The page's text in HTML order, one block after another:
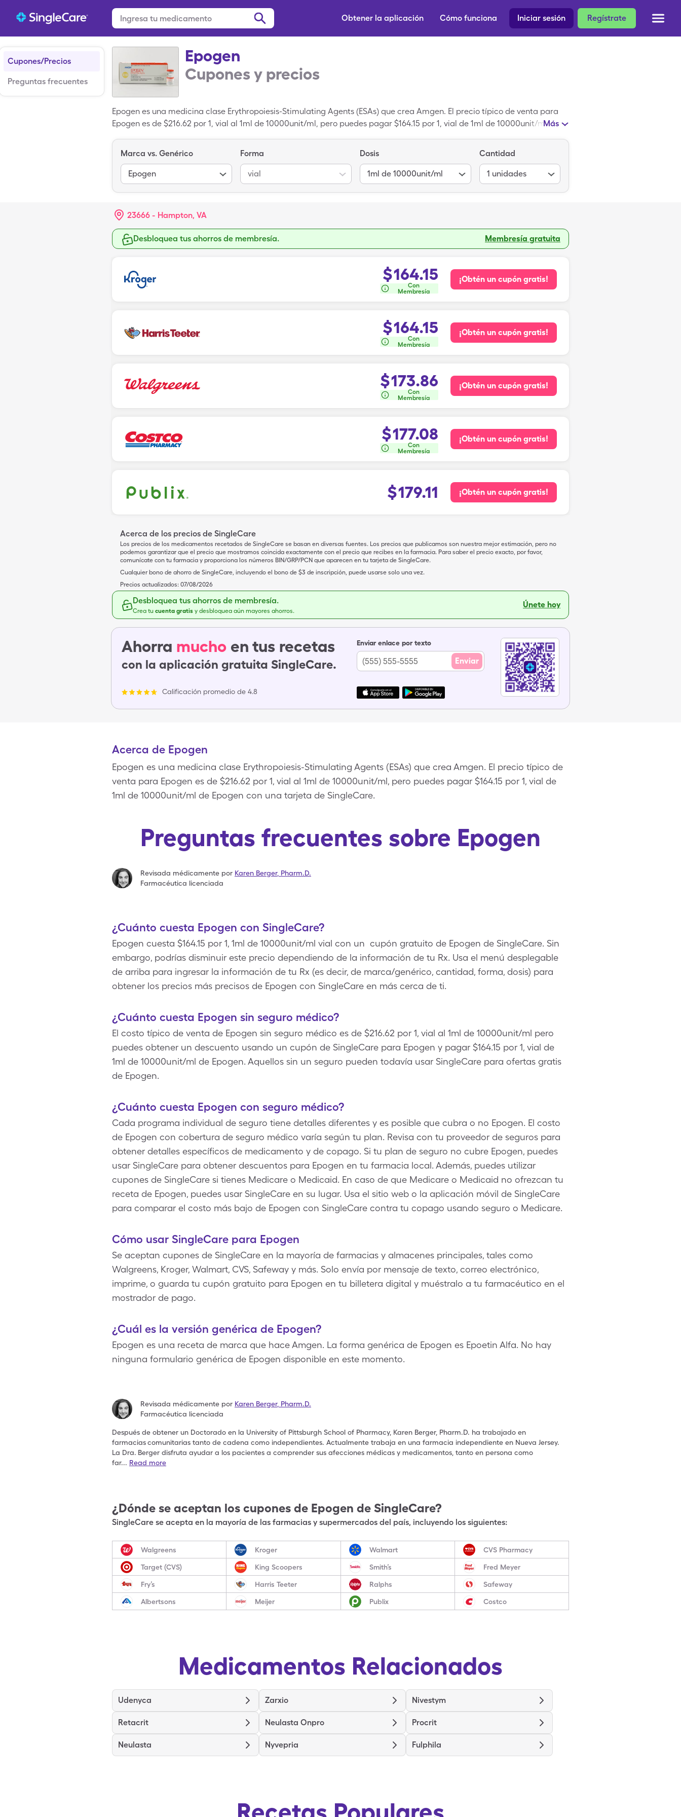
Regístrate
Iniciar sesión
Cómo funciona
Obtener la aplicación
Cupones/Precios
Preguntas frecuentes
Epogen
Cupones y precios
Epogen es una medicina clase Erythropoiesis-Stimulating Agents (ESAs) que crea Amgen. El precio típico de venta para
Epogen es de $216.62 por 1, vial al 1ml de 10000unit/ml, pero puedes pagar $164.15 por 1, vial de 1ml de 10000unit/ml de
Más
Marca vs. Genérico
Epogen
Forma
vial
Dosis
1ml de 10000unit/ml
Cantidad
1 unidades
23666 - Hampton, VA
Desbloquea tus ahorros de membresía. Membresía gratuita
$164.15
Con
Membresía
¡Obtén un cupón gratis!
$164.15
Con
Membresía
¡Obtén un cupón gratis!
$173.86
Con
Membresía
¡Obtén un cupón gratis!
$177.08
Con
Membresía
¡Obtén un cupón gratis!
$179.11 ¡Obtén un cupón gratis!
Acerca de los precios de SingleCare
Los precios de los medicamentos recetados de SingleCare se basan en diversas fuentes. Los precios que publicamos son nuestra mejor estimación, pero no
podemos garantizar que el precio que mostramos coincida exactamente con el precio que recibes en la farmacia. Para saber el precio exacto, por favor,
comunícate con tu farmacia y proporciona los números BIN/GRP/PCN que aparecen en tu tarjeta de SingleCare.
Cualquier bono de ahorro de SingleCare, incluyendo el bono de $3 de inscripción, puede usarse solo una vez.
Precios actualizados: 07/08/2026
Desbloquea tus ahorros de membresía.
Crea tu cuenta gratis y desbloquea aún mayores ahorros.
Únete hoy
Ahorra mucho en tus recetas
con la aplicación gratuita SingleCare.
Calificación promedio de 4.8
Enviar enlace por texto
Enviar
Acerca de Epogen
Epogen es una medicina clase Erythropoiesis-Stimulating Agents (ESAs) que crea Amgen. El precio típico de
venta para Epogen es de $216.62 por 1, vial al 1ml de 10000unit/ml, pero puedes pagar $164.15 por 1, vial de
1ml de 10000unit/ml de Epogen con una tarjeta de SingleCare.
Preguntas frecuentes sobre Epogen
Revisada médicamente por Karen Berger, Pharm.D.
Farmacéutica licenciada
¿Cuánto cuesta Epogen con SingleCare?
Epogen cuesta $164.15 por 1, 1ml de 10000unit/ml vial con un cupón gratuito de Epogen de SingleCare. Sin
embargo, podrías disminuir este precio dependiendo de la información de tu Rx. Usa el menú desplegable
de arriba para ingresar la información de tu Rx (es decir, de marca/genérico, cantidad, forma, dosis) para
obtener los precios más precisos de Epogen con SingleCare en más cerca de ti.
¿Cuánto cuesta Epogen sin seguro médico?
El costo típico de venta de Epogen sin seguro médico es de $216.62 por 1, vial al 1ml de 10000unit/ml pero
puedes obtener un descuento usando un cupón de SingleCare para Epogen y pagar $164.15 por 1, vial de
1ml de 10000unit/ml de Epogen. Aquellos sin un seguro pueden todavía usar SingleCare para ofertas gratis
de Epogen.
¿Cuánto cuesta Epogen con seguro médico?
Cada programa individual de seguro tiene detalles diferentes y es posible que cubra o no Epogen. El costo
de Epogen con cobertura de seguro médico varía según tu plan. Revisa con tu proveedor de seguros para
obtener detalles específicos de medicamento y de copago. Si tu plan de seguro no cubre Epogen, puedes
usar SingleCare para obtener descuentos para Epogen en tu farmacia local. Además, puedes utilizar
cupones de SingleCare si tienes Medicare o Medicaid. En caso de que Medicare o Medicaid no ofrezcan tu
receta de Epogen, puedes usar SingleCare en su lugar. Usa el sitio web o la aplicación móvil de SingleCare
para comparar el costo más bajo de Epogen con SingleCare contra tu copago usando seguro o Medicare.
Cómo usar SingleCare para Epogen
Se aceptan cupones de SingleCare en la mayoría de farmacias y almacenes principales, tales como
Walgreens, Kroger, Walmart, CVS, Safeway y más. Solo envía por mensaje de texto, correo electrónico,
imprime, o guarda tu cupón gratuito para Epogen en tu billetera digital y muéstralo a tu farmacéutico en el
mostrador de pago.
¿Cuál es la versión genérica de Epogen?
Epogen es una receta de marca que hace Amgen. La forma genérica de Epogen es Epoetin Alfa. No hay
ninguna formulario genérica de Epogen disponible en este momento.
Revisada médicamente por Karen Berger, Pharm.D.
Farmacéutica licenciada
Después de obtener un Doctorado en la University of Pittsburgh School of Pharmacy, Karen Berger, Pharm.D. ha trabajado en
farmaciascomunitarias tanto de cadena como independientes. Actualmente trabaja en una farmacia independiente en Nueva Jersey.
La Dra. Berger disfruta ayudar a los pacientes a comprender sus afecciones médicas y medicamentos, tanto en persona como
far... Read more
¿Dónde se aceptan los cupones de Epogen de SingleCare?
SingleCare se acepta en la mayoría de las farmacias y supermercados del país, incluyendo los siguientes:
Walgreens Kroger Walmart CVS Pharmacy
Target (CVS) King Scoopers Smith’s Fred Meyer
Fry’s Harris Teeter Ralphs Safeway
Albertsons Meijer Publix Costco
Medicamentos Relacionados
Udenyca Zarxio Nivestym
Retacrit Neulasta Onpro Procrit
Neulasta Nyvepria Fulphila